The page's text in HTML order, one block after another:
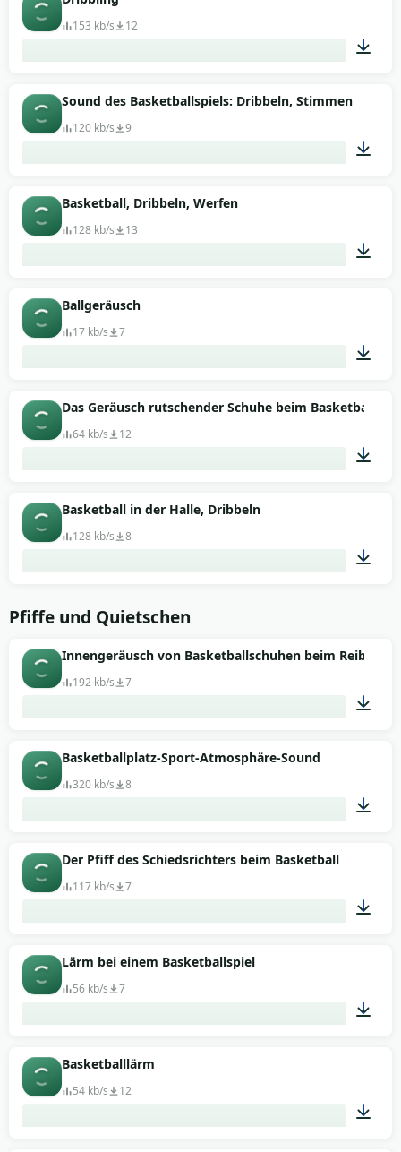
153 kb/s 12
00:05
Sound des Basketballspiels: Dribbeln, Stimmen
120 kb/s 9
Basketball, Dribbeln, Werfen
128 kb/s 13
Ballgeräusch
17 kb/s 7
00:01
Das Geräusch rutschender Schuhe beim
64 kb/s 12
Basketball in der Halle, Dribbeln
128 kb/s 8
Pfiffe und Quietschen
Innengeräusch von Basketballschuhen beim Reiben
192 kb/s 7
Basketballplatz-Sport-Atmosphäre-Sound
320 kb/s 8
Der Pfiff des Schiedsrichters beim Basketball
117 kb/s 7
Lärm bei einem Basketballspiel
56 kb/s 7
Basketballlärm
54 kb/s 12